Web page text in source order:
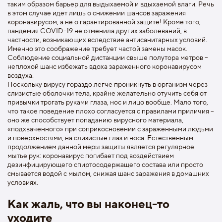
таким образом барьер для выдыхаемой и вдыхаемой влаги. Речь
в этом случае идет лишь о снижении шансов заражения
коронавирусом, а не о гарантированной защите! Кроме того,
пандемия COVID-19 не отменила других заболеваний, в
частности, возникающих вследствие антисанитарных условий.
Именно это соображение требует частой замены масок.
Соблюдение социальной дистанции свыше полутора метров –
неплохой шанс избежать вдоха зараженного коронавирусом
воздуха.
Поскольку вирусу гораздо легче проникнуть в организм через
слизистые оболочки тела, крайне желательно отучить себя от
привычки трогать руками глаза, нос и лицо вообще. Мало того,
что такое поведение плохо согласуется с правилами приличия –
оно же способствует попаданию вирусного материала,
«подхваченного» при соприкосновении с зараженными людьми
и поверхностями, на слизистые глаз и носа. Естественным
продолжением данной меры защиты является регулярное
мытье рук: коронавирус погибает под воздействием
дезинфицирующего спиртосодержащего состава или просто
смывается водой с мылом, снижая шанс заражения в домашних
условиях.
Как жаль, что вы наконец-то
уходите